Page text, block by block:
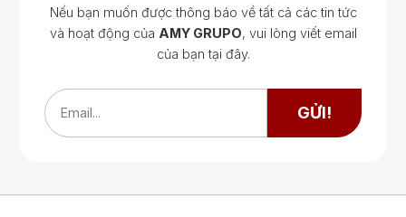
Nếu bạn muốn được thông báo về tất cả các tin tức
và hoạt động của AMY GRUPO, vui lòng viết email
của bạn tại đây.
Email... GỬI!